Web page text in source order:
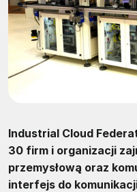
Industrial Cloud
30 firm i organizacji
przemysłową oraz
interfejs do